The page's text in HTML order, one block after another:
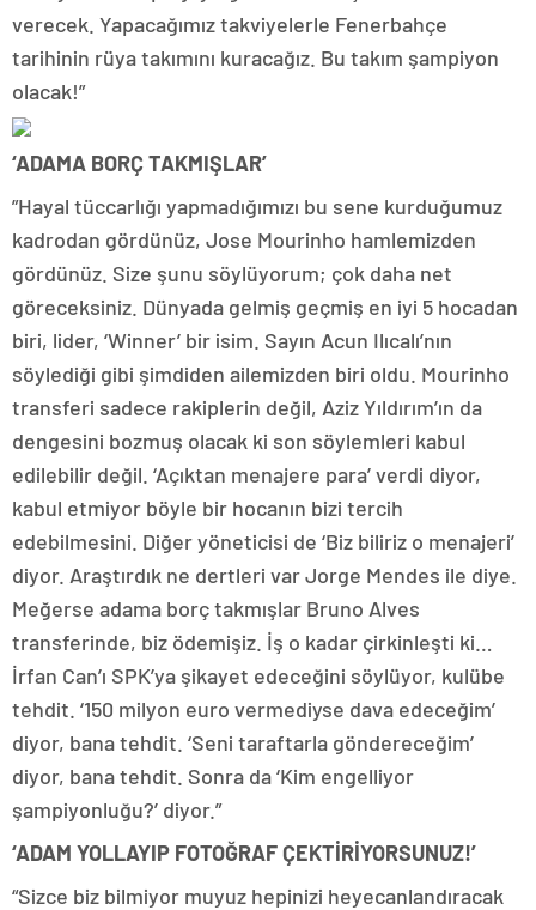
verecek. Yapacağımız takviyelerle Fenerbahçe
tarihinin rüya takımını kuracağız. Bu takım şampiyon
olacak!”
‘ADAMA BORÇ TAKMIŞLAR’
”Hayal tüccarlığı yapmadığımızı bu sene kurduğumuz
kadrodan gördünüz, Jose Mourinho hamlemizden
gördünüz. Size şunu söylüyorum; çok daha net
göreceksiniz. Dünyada gelmiş geçmiş en iyi 5 hocadan
biri, lider, ‘Winner’ bir isim. Sayın Acun Ilıcalı’nın
söylediği gibi şimdiden ailemizden biri oldu. Mourinho
transferi sadece rakiplerin değil, Aziz Yıldırım’ın da
dengesini bozmuş olacak ki son söylemleri kabul
edilebilir değil. ‘Açıktan menajere para’ verdi diyor,
kabul etmiyor böyle bir hocanın bizi tercih
edebilmesini. Diğer yöneticisi de ‘Biz biliriz o menajeri’
diyor. Araştırdık ne dertleri var Jorge Mendes ile diye.
Meğerse adama borç takmışlar Bruno Alves
transferinde, biz ödemişiz. İş o kadar çirkinleşti ki…
İrfan Can’ı SPK’ya şikayet edeceğini söylüyor, kulübe
tehdit. ‘150 milyon euro vermediyse dava edeceğim’
diyor, bana tehdit. ‘Seni taraftarla göndereceğim’
diyor, bana tehdit. Sonra da ‘Kim engelliyor
şampiyonluğu?’ diyor.”
‘ADAM YOLLAYIP FOTOĞRAF ÇEKTİRİYORSUNUZ!’
“Sizce biz bilmiyor muyuz hepinizi heyecanlandıracak